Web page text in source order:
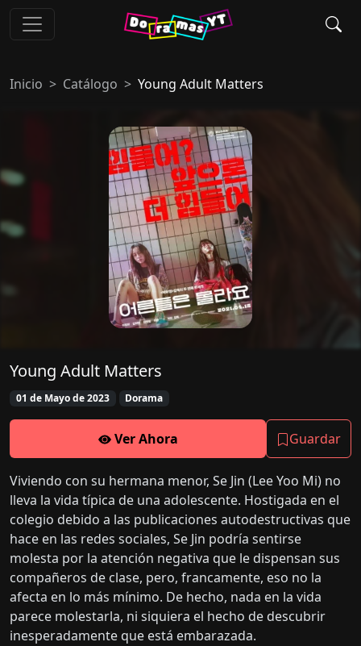
Inicio Catálogo Young Adult Matters
Young Adult Matters
01 de Mayo de 2023 Dorama
Ver Ahora Guardar
Viviendo con su hermana menor, Se Jin (Lee Yoo Mi) no
lleva la vida típica de una adolescente. Hostigada en el
colegio debido a las publicaciones autodestructivas que
hace en las redes sociales, Se Jin podría sentirse
molesta por la atención negativa que le dispensan sus
compañeros de clase, pero, francamente, eso no la
afecta en lo más mínimo. De hecho, nada en la vida
parece molestarla, ni siquiera el hecho de descubrir
inesperadamente que está embarazada.